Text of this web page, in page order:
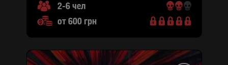
2-6 чел
от 600 грн